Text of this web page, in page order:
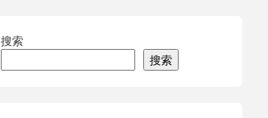
搜索
搜索